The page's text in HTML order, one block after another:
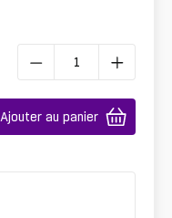
Ajouter au panier